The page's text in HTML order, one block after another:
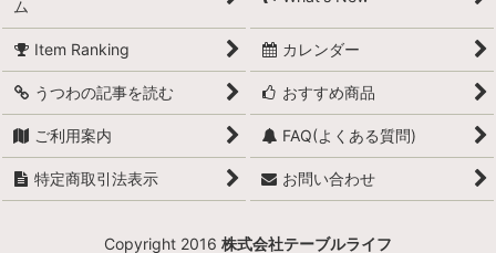
ム
Item Ranking カレンダー
うつわの記事を読む おすすめ商品
ご利用案内 FAQ(よくある質問)
特定商取引法表示 お問い合わせ
Copyright 2016 株式会社テーブルライフ